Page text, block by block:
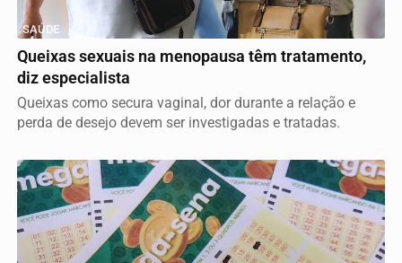
SAÚDE
Queixas sexuais na menopausa têm tratamento,
diz especialista
Queixas como secura vaginal, dor durante a relação e
perda de desejo devem ser investigadas e tratadas.